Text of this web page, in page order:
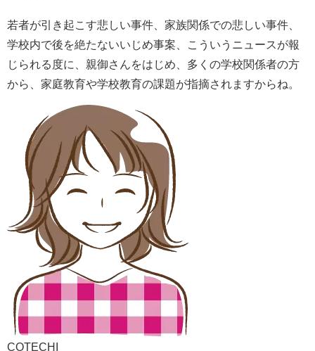
若者が引き起こす悲しい事件、家族関係での悲しい事件、
学校内で後を絶たないいじめ事案、こういうニュースが報
じられる度に、親御さんをはじめ、多くの学校関係者の方
から、家庭教育や学校教育の課題が指摘されますからね。
COTECHI